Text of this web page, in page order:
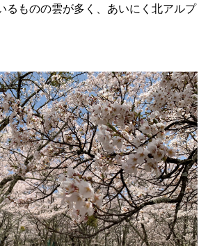
るものの雲が多く、あいにく北アルプ